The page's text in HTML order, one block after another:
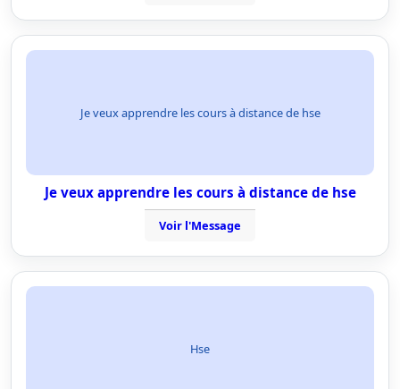
Je veux apprendre les cours à distance de hse
Je veux apprendre les cours à distance de hse
Voir l'Message
Hse